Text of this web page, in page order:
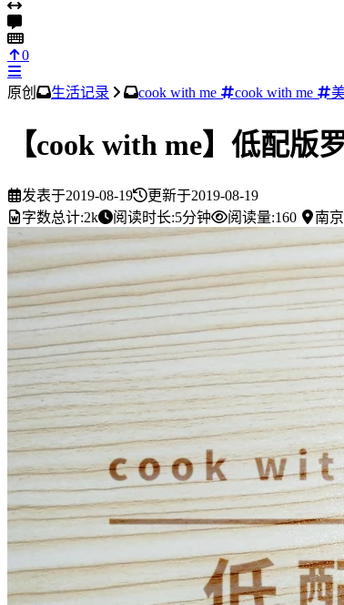
0
原创 生活记录 cook with me cook with me
【cook with me】低配版
发表于2019-08-19 更新于2019-08-19
字数总计:2k 阅读时长:5分钟 阅读量:160 南京